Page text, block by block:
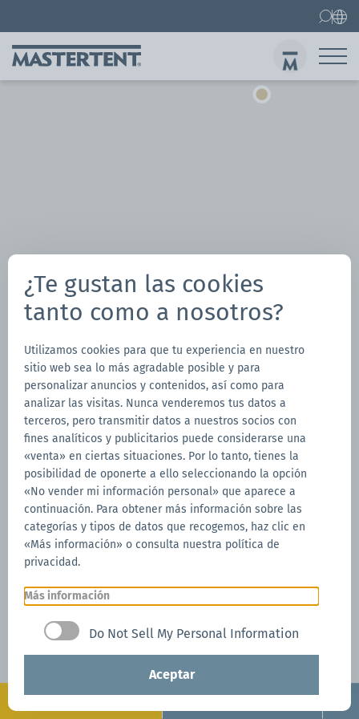
¿Te gustan las cookies
tanto como a nosotros?
Utilizamos cookies para que tu experiencia en nuestro
sitio web sea lo más agradable posible y para
personalizar anuncios y contenidos, así como para
analizar las visitas. Nunca venderemos tus datos a
terceros, pero transmitir datos a nuestros socios con
fines analíticos y publicitarios puede considerarse una
«venta» en ciertas situaciones. Por lo tanto, tienes la
posibilidad de oponerte a ello seleccionando la opción
«No vender mi información personal» que aparece a
continuación. Para obtener más información sobre las
categorías y tipos de datos que recogemos, haz clic en
«Más información» o consulta nuestra política de
privacidad.
Más información
Do Not Sell My Personal Information
Aceptar
Contacto
Preguntas frecuentes
Carpa 3x3 m
Configurar Solicitar ahora